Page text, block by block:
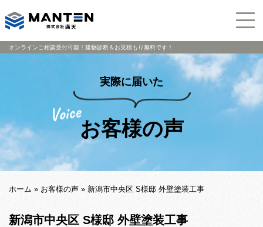
オンラインご相談受付可能！建物診断＆お見積もり無料です！
実際に届いた
お客様の声
ホーム » お客様の声 » 新潟市中央区 S様邸 外壁塗装工事
新潟市中央区 S様邸 外壁塗装工事